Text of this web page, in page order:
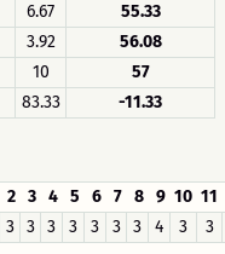
6.67
55.33
3.92
56.08
10
57
83.33 -11.33
2 3 4 5 6 7 8 9 10 11
3 3 3 3 3 3 3 4 3
3